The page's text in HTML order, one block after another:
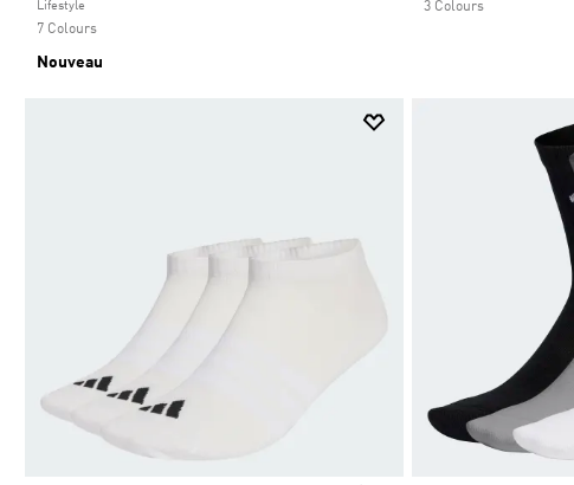
Lifestyle
7 Colours
Nouveau
3 Colours